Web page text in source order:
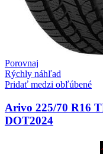
Porovnaj
Rýchly náhľad
Pridať medzi obľúbené
Arivo 225/70 R16
DOT2024